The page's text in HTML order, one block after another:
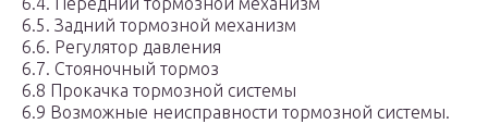
6.5. Задний тормозной механизм
6.6. Регулятор давления
6.7. Стояночный тормоз
6.8 Прокачка тормозной системы
6.9 Возможные неисправности тормозной системы.